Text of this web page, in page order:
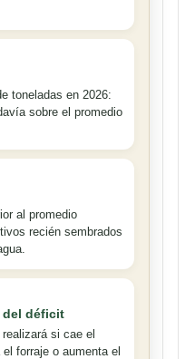
toneladas en 2026:
sobre el promedio
al promedio
recién sembrados
del déficit
si cae el
forraje o aumenta el